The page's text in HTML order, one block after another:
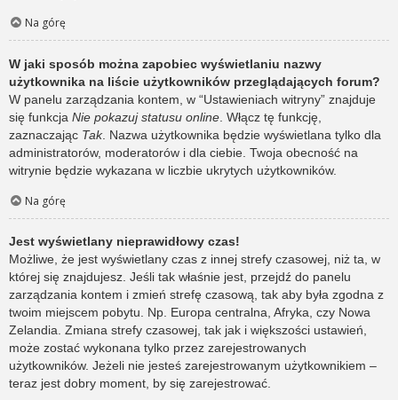
Na górę
W jaki sposób można zapobiec wyświetlaniu nazwy
użytkownika na liście użytkowników przeglądających forum?
W panelu zarządzania kontem, w “Ustawieniach witryny” znajduje
się funkcja Nie pokazuj statusu online . Włącz tę funkcję,
zaznaczając Tak. Nazwa użytkownika będzie wyświetlana tylko dla
administratorów, moderatorów i dla ciebie. Twoja obecność na
witrynie będzie wykazana w liczbie ukrytych użytkowników.
Na górę
Jest wyświetlany nieprawidłowy czas!
Możliwe, że jest wyświetlany czas z innej strefy czasowej, niż ta, w
której się znajdujesz. Jeśli tak właśnie jest, przejdź do panelu
zarządzania kontem i zmień strefę czasową, tak aby była zgodna z
twoim miejscem pobytu. Np. Europa centralna, Afryka, czy Nowa
Zelandia. Zmiana strefy czasowej, tak jak i większości ustawień,
może zostać wykonana tylko przez zarejestrowanych
użytkowników. Jeżeli nie jesteś zarejestrowanym użytkownikiem –
teraz jest dobry moment, by się zarejestrować.